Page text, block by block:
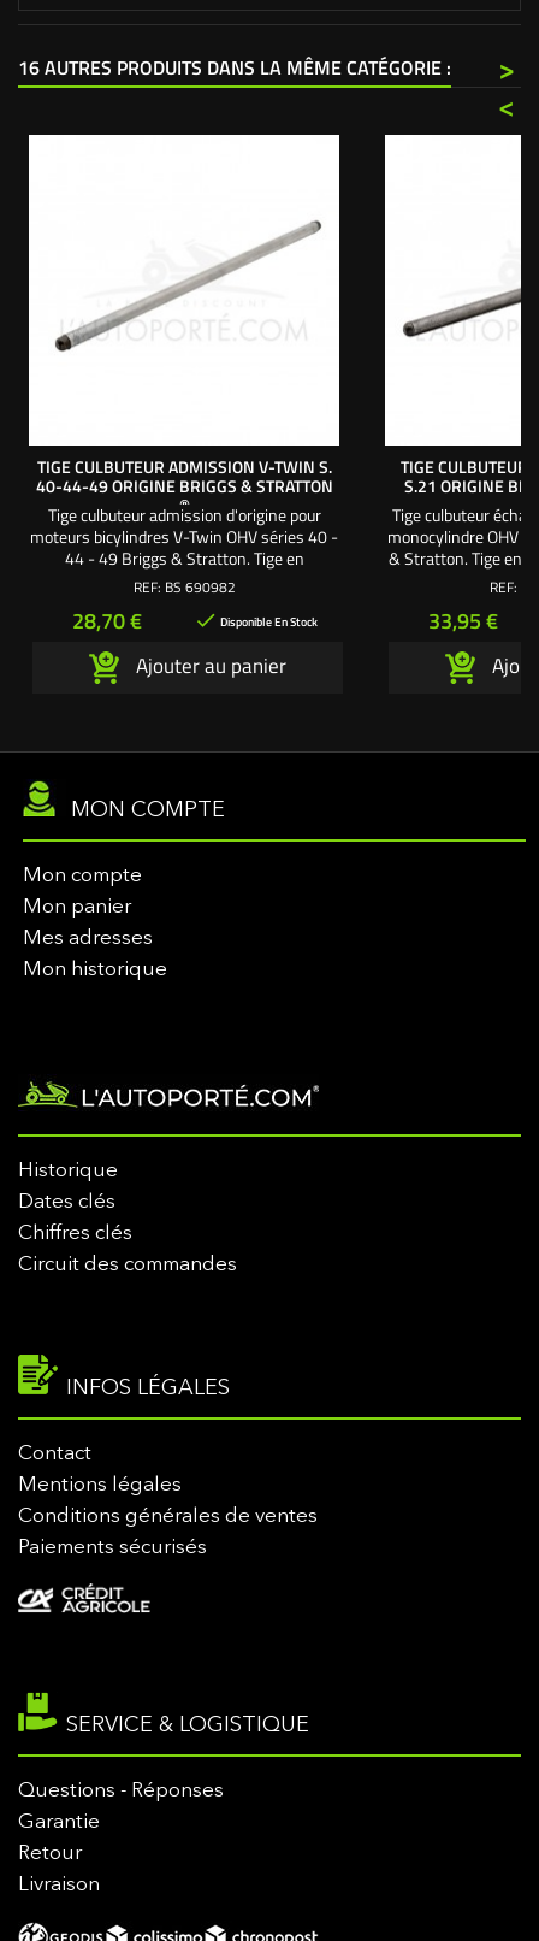
16 AUTRES PRODUITS DANS LA MÊME CATÉGORIE :
>
<
TIGE CULBUTEUR ADMISSION V-TWIN S.
40-44-49 ORIGINE BRIGGS & STRATTON
®
Tige culbuteur admission d'origine pour
moteurs bicylindres V-Twin OHV séries 40 -
44 - 49 Briggs & Stratton. Tige en
aluminium Ø 5,5 mm. Longueur = 158 mm.
REF: BS 690982
Prix
28,70 €  Disponible En Stock
Ajouter au panier
TIGE CULBUTEUR
S.21 ORIGINE
Tige culbuteur
monocylindre OHV
& Stratton. Tige en
=
REF:
Prix
33,95 €
MON COMPTE
Mon compte
Mon panier
Mes adresses
Mon historique
Historique
Dates clés
Chiffres clés
Circuit des commandes
INFOS LÉGALES
Contact
Mentions légales
Conditions générales de ventes
Paiements sécurisés
SERVICE & LOGISTIQUE
Questions - Réponses
Garantie
Retour
Livraison